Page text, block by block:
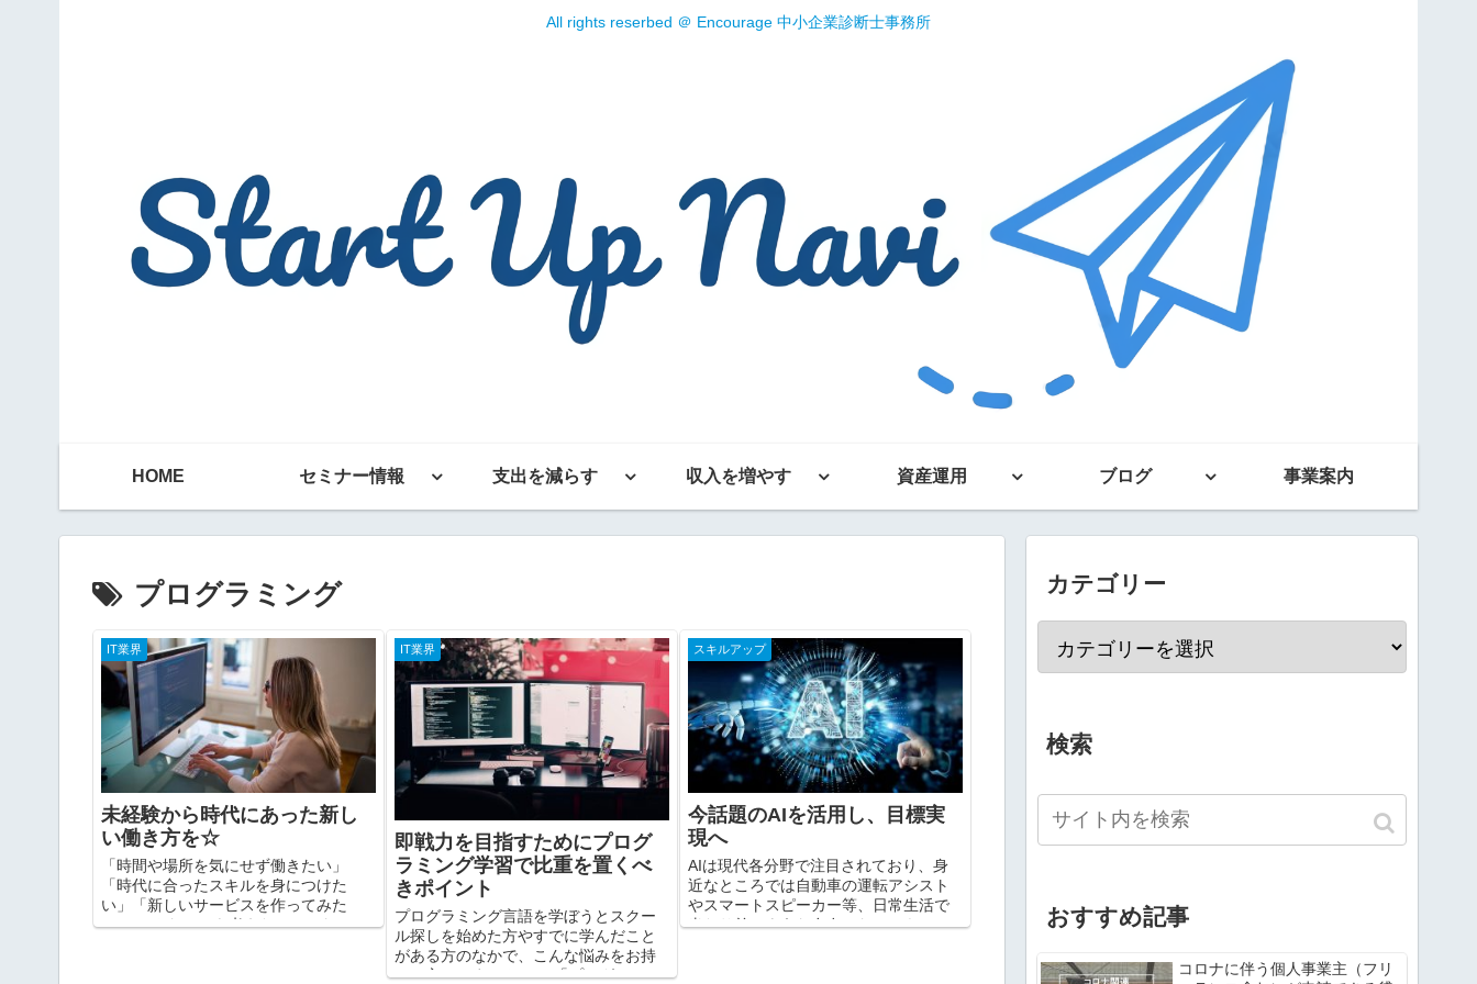
All rights reserbed ＠ Encourage 中小企業診断士事務所
HOME セミナー情報 支出を減らす 収入を増やす 資産運用 ブログ 事業案内
プログラミング
IT業界
未経験から時代にあった新し
い働き方を☆
「時間や場所を気にせず働きたい」
「時代に合ったスキルを身につけた
い」「新しいサービスを作ってみた
い」 こんなことを考えたことはないで
IT業界
即戦力を目指すためにプログ
ラミング学習で比重を置くべ
きポイント
プログラミング言語を学ぼうとスクー
ル探しを始めた方やすでに学んだこと
がある方のなかで、こんな悩みをお持
ちの方はいませんか？ 「プログラミン
スキルアップ
今話題のAIを活用し、目標実
現へ
AIは現代各分野で注目されており、身
近なところでは自動車の運転アシスト
やスマートスピーカー等、日常生活で
当たり前のような存在になってきてい
カテゴリー
検索
おすすめ記事
コロナに伴う個人事業主（フリ